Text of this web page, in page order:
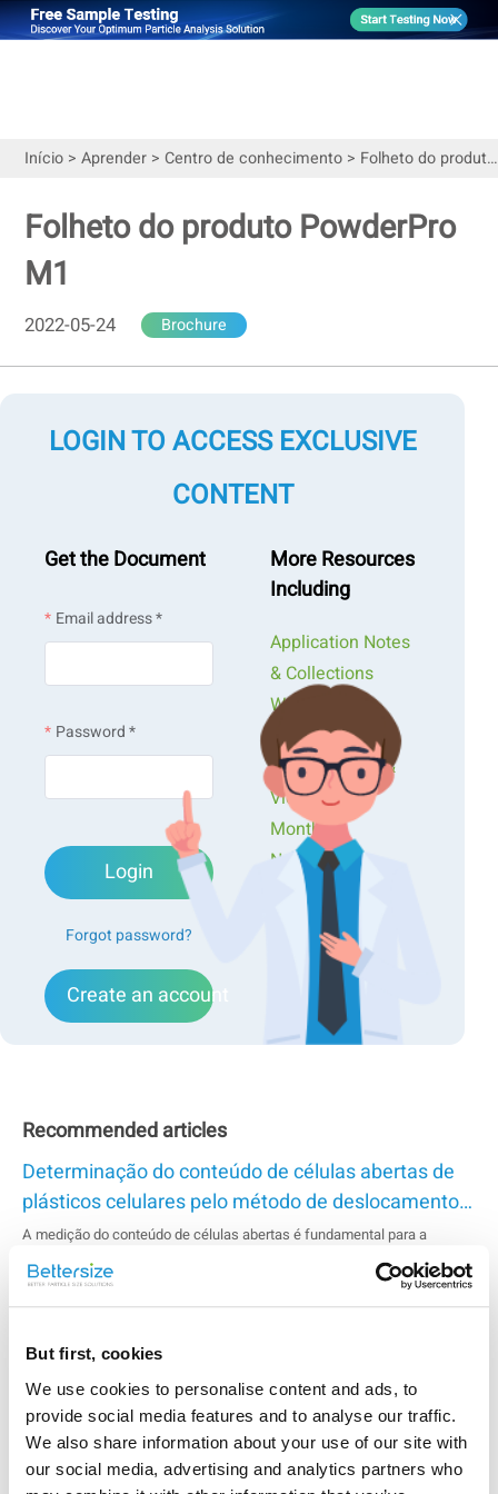
But first, cookies
We use cookies to personalise content and ads, to
provide social media features and to analyse our traffic.
We also share information about your use of our site with
our social media, advertising and analytics partners who
Início> Aprender> Centro de conhecimento> Folheto do produto PowderPro M1
Folheto do produto PowderPro
M1
2022-05-24 Brochure
LOGIN TO ACCESS EXCLUSIVE
CONTENT
Get the Document
Email address *
Password *
Login
Forgot password?
Create an account
More Resources
Including
Application Notes
& Collections
Webinars &
Workshops
Presentations &
Videos
Monthly
Newsletters
Exclusive Events...
Recommended articles
Determinação do conteúdo de células abertas de
plásticos celulares pelo método de deslocamento
de gás
A medição do conteúdo de células abertas é fundamental para a
380, um picnômetro a gás em conformidade com a ASTM D6226, para
Uso do autotitulador BAT-1 para medir os
potenciais zeta do TiO2 em diferentes pHs
(TiO2) em diferentes níveis de pH usando o autotitulador BAT-1. O
potencial zeta, que depende da composição química e do ambiente,
pode variar com o pH. O pó de TiO2 foi disperso em água e submetido à
titulação automática...
Uma medição simples e eficiente do conteúdo
sólido pelo método de deslocamento de gás